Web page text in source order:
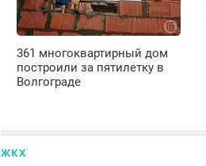
361 многоквартирный дом
построили за пятилетку в
Волгограде
ЖКХ